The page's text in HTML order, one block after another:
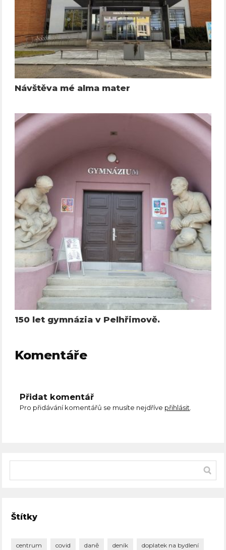
Návštěva mé alma mater
150 let gymnázia v Pelhřimově.
Komentáře
Přidat komentář
Pro přidávání komentářů se musíte nejdříve přihlásit.
Štítky
centrum covid daně deník doplatek na bydlení